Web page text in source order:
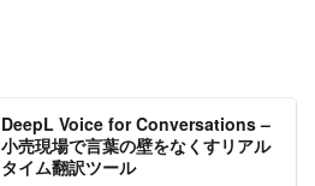
DeepL Voice for Conversations –
小売現場で言葉の壁をなくすリアル
タイム翻訳ツール